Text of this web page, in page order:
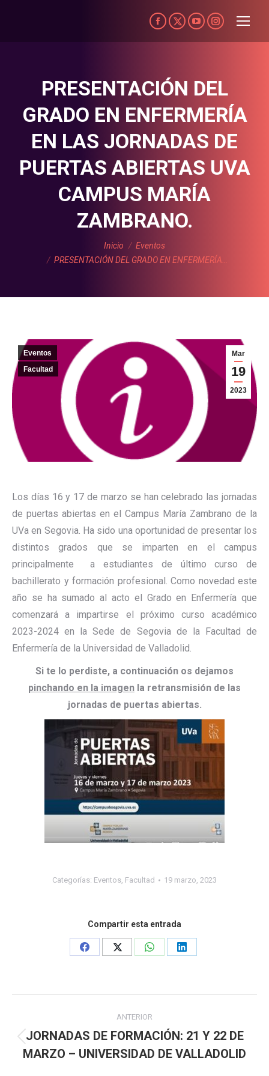
Facebook
page
in
new
window
X-
Twitter
opens
in
new
YouTube
page
in
new
window
Instagram
page
in
new
window
PRESENTACIÓN DEL
GRADO EN ENFERMERÍA
EN LAS JORNADAS DE
PUERTAS ABIERTAS UVA
CAMPUS MARÍA
ZAMBRANO.
Inicio
Eventos
PRESENTACIÓN DEL GRADO EN ENFERMERÍA…
Mar
19
2023
Eventos
Facultad
Los días 16 y 17 de marzo se han celebrado las jornadas
de puertas abiertas en el Campus María Zambrano de la
UVa en Segovia. Ha sido una oportunidad de presentar los
distintos grados que se imparten en el campus
principalmente a estudiantes de último curso de
bachillerato y formación profesional. Como novedad este
año se ha sumado al acto el Grado en Enfermería que
comenzará a impartirse el próximo curso académico
2023-2024 en la Sede de Segovia de la Facultad de
Enfermería de la Universidad de Valladolid.
Si te lo perdiste, a continuación os dejamos
pinchando en la imagen la retransmisión de las
jornadas de puertas abiertas.
Categorías: Eventos, Facultad 19 marzo, 2023
Compartir esta entrada
Share
Share
Share
Share
Navegación
entre
ANTERIOR
anterior:
JORNADAS DE FORMACIÓN: 21 Y 22 DE
MARZO – UNIVERSIDAD DE VALLADOLID